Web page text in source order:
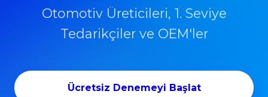
Otomotiv Üreticileri, 1. Seviye
Tedarikçiler ve OEM'ler
Ücretsiz Denemeyi Başlat